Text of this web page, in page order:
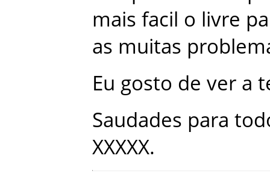
mais facil o livre
as muitas
Eu gosto de ver a
Saudades para
XXXXX.